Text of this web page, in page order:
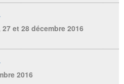
et 28 décembre 2016
2016